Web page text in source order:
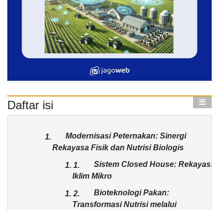
Daftar isi
1.
Modernisasi Peternakan: Sinergi
Rekayasa Fisik dan Nutrisi Biologis
1. 1.
Sistem Closed House: Rekayasa
Iklim Mikro
1. 2.
Bioteknologi Pakan:
Transformasi Nutrisi melalui